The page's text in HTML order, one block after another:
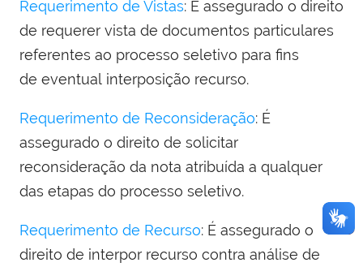
Requerimento de Vistas: É assegurado o direito
de requerer vista de documentos particulares
referentes ao processo seletivo para fins
de eventual interposição recurso.
Requerimento de Reconsideração: É
assegurado o direito de solicitar
reconsideração da nota atribuída a qualquer
das etapas do processo seletivo.
Requerimento de Recurso: É assegurado o
direito de interpor recurso contra análise de